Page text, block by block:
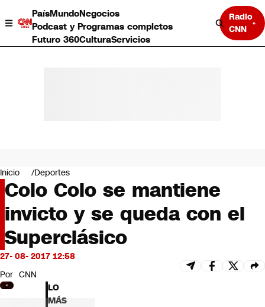
PaísMundoNegocios
Podcast y Programas completos
Futuro 360CulturaServicios
Radio
CNN
Negocios
Deportes
Programas completos
Cultura
Servicios
Bits
CNN Data
CNN tiempo
Futuro 360
Opinión
Inicio Deportes
Colo Colo se mantiene
invicto y se queda con el
Superclásico
27- 08- 2017 12:58
Por CNN
LO
MÁS